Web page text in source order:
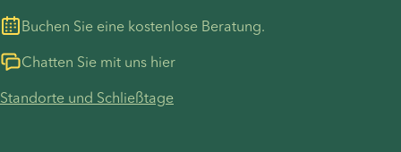
Buchen Sie eine kostenlose Beratung.
Chatten Sie mit uns hier
Standorte und Schließtage